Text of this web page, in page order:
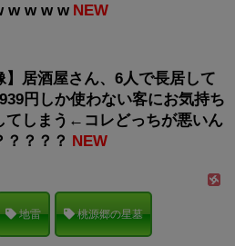
w w w w NEW
】居酒屋さん、6人で長居して
円しか使わない客にお気持ち
てしまう←コレどっちが悪いん
？？？？ NEW
地雷 桃源郷の星墓